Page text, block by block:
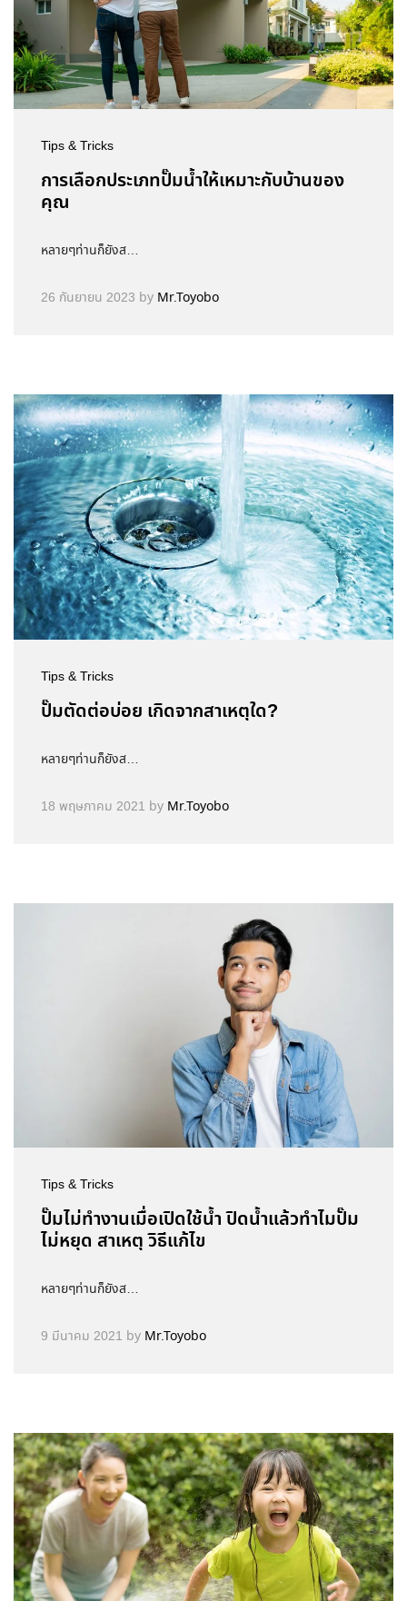
Tips & Tricks
การเลือกประเภทปั๊มน้ำให้เหมาะกับบ้านของ
คุณ
หลายๆท่านก็ยังส…
26 กันยายน 2023 by Mr.Toyobo
Tips & Tricks
ปั๊มตัดต่อบ่อย เกิดจากสาเหตุใด?
หลายๆท่านก็ยังส…
18 พฤษภาคม 2021 by Mr.Toyobo
Tips & Tricks
ปั๊มไม่ทำงานเมื่อเปิดใช้น้ำ ปิดน้ำแล้วทำไมปั๊ม
ไม่หยุด สาเหตุ วิธีแก้ไข
หลายๆท่านก็ยังส…
9 มีนาคม 2021 by Mr.Toyobo